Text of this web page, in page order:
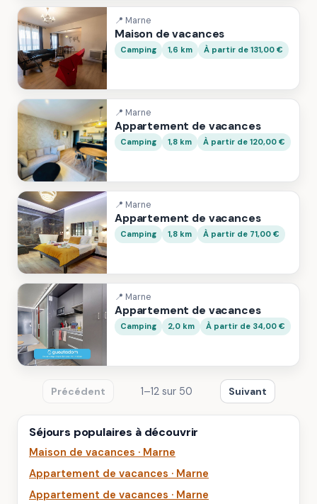
📍 Marne
Maison de vacances
Camping 1,6 km À partir de 131,00 €
📍 Marne
Appartement de vacances
Camping 1,8 km À partir de 120,00 €
📍 Marne
Appartement de vacances
Camping 1,8 km À partir de 71,00 €
📍 Marne
Appartement de vacances
Camping 2,0 km À partir de 34,00 €
Précédent 1–12 sur 50 Suivant
Séjours populaires à découvrir
Maison de vacances · Marne
Appartement de vacances · Marne
Appartement de vacances · Marne